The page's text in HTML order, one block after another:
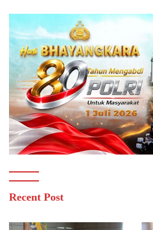
Recent Post